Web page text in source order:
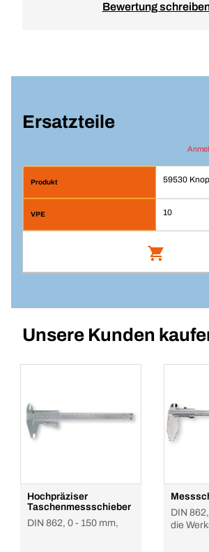
Bewertung
Ersatzteile
59530
10
Artikelnummer: 59530
Menge
In den
Unsere Kunden
Hochpräziser
Taschenmessschieber
DIN 862, 0 - 150 mm,
DIN
die